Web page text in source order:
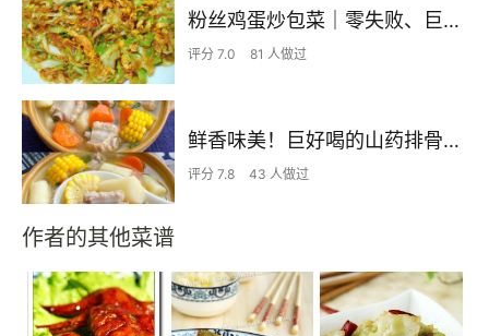
粉丝鸡蛋炒包菜｜零失败、巨下饭
评分 7.0 81 人做过
鲜香味美！巨好喝的山药排骨汤！！
评分 7.8 43 人做过
作者的其他菜谱